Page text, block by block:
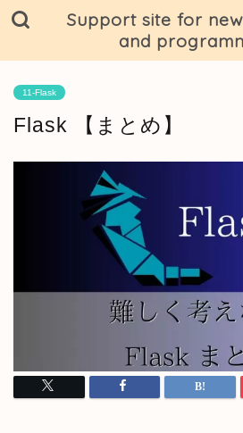
Support site for
and
11-Flask
Flask 【まとめ】